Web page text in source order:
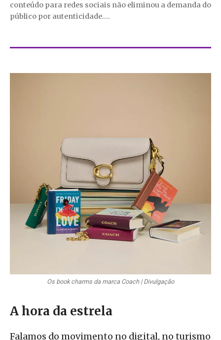
conteúdo para redes sociais não eliminou a demanda do
público por autenticidade....
Os book charms da marca Coach | Divulgação
A hora da estrela
Falamos do movimento no digital, no turismo